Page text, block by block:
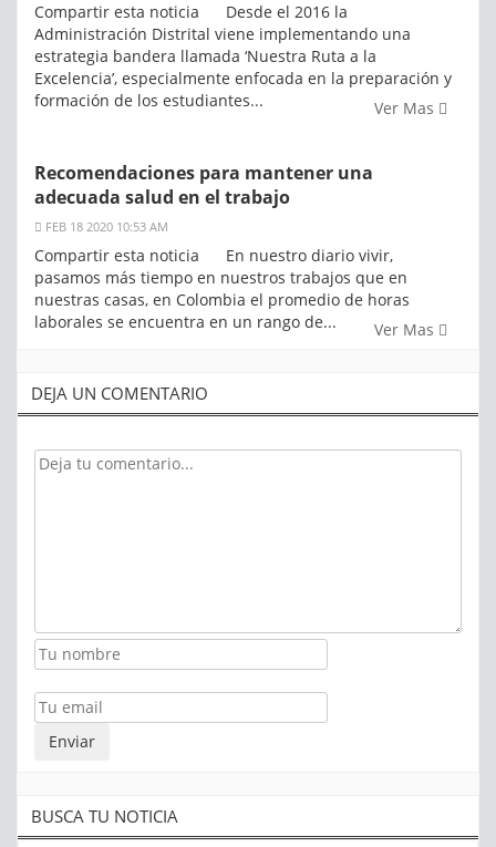
Compartir esta noticia Desde el 2016 la
Administración Distrital viene implementando una
estrategia bandera llamada ‘Nuestra Ruta a la
Excelencia’, especialmente enfocada en la preparación y
formación de los estudiantes...
Ver Mas
Recomendaciones para mantener una
adecuada salud en el trabajo
FEB 18 2020 10:53 AM
Compartir esta noticia En nuestro diario vivir,
pasamos más tiempo en nuestros trabajos que en
nuestras casas, en Colombia el promedio de horas
laborales se encuentra en un rango de...
Ver Mas
DEJA UN COMENTARIO
BUSCA TU NOTICIA